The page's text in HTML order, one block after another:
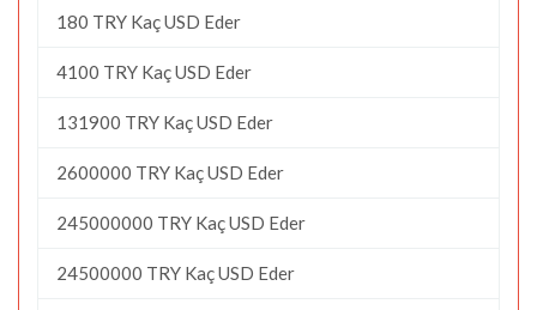
180 TRY Kaç USD Eder
4100 TRY Kaç USD Eder
131900 TRY Kaç USD Eder
2600000 TRY Kaç USD Eder
245000000 TRY Kaç USD Eder
24500000 TRY Kaç USD Eder